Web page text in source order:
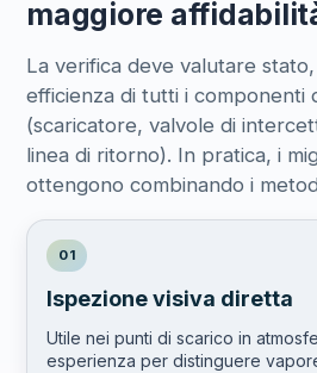
maggiore
La verifica deve valutare
efficienza di tutti i componenti
(scaricatore, valvole di
linea di ritorno). In pratica, i
ottengono combinando i
01
Ispezione visiva diretta
Utile nei punti di scarico in
esperienza per distinguere